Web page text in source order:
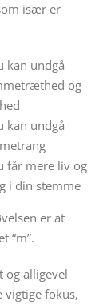
især er
kan undgå
og
kan undgå
får mere liv og
i din stemme
er at
“m”.
og alligevel
vigtige fokus,